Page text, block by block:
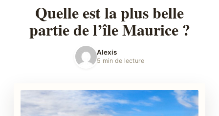
Quelle est la plus belle
partie de l’île Maurice ?
Alexis
5 min de lecture